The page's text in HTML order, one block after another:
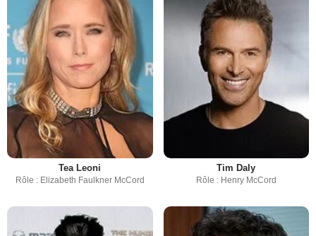
Tea Leoni
Rôle : Elizabeth Faulkner McCord
Tim Daly
Rôle : Henry McCord